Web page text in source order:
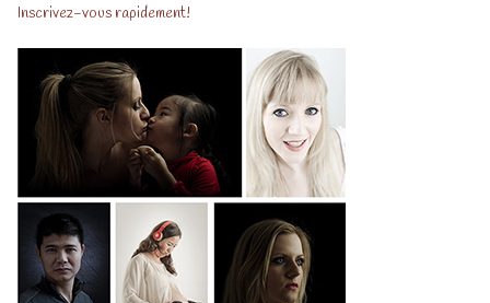
Inscrivez-vous rapidement!